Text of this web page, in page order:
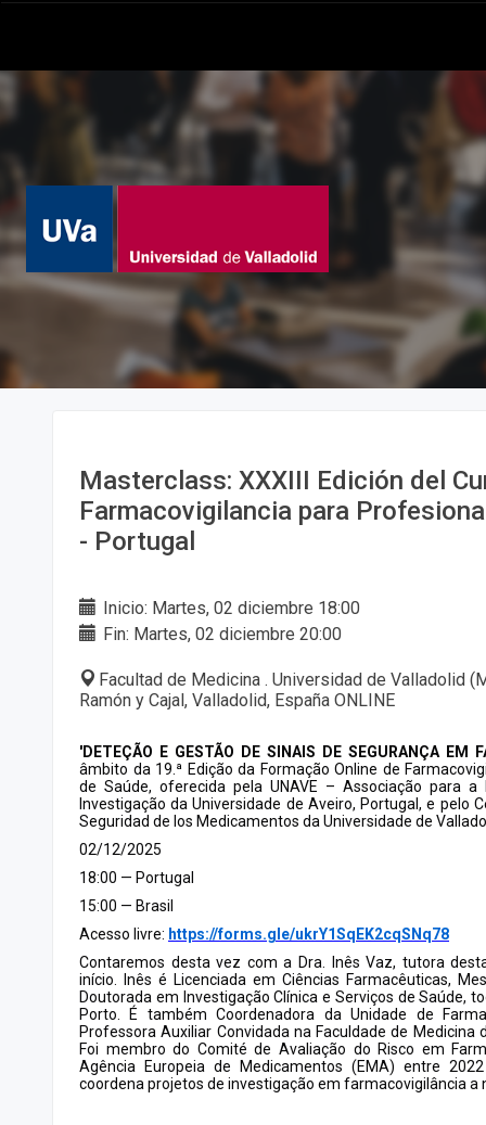
Masterclass: XXXIII Edición del
Farmacovigilancia para
- Portugal
Inicio: Martes, 02 diciembre 18:00
Fin: Martes, 02 diciembre 20:00
Facultad de Medicina . Universidad de Valladolid
Ramón y Cajal, Valladolid, España ONLINE
'DETEÇÃO E GESTÃO DE SINAIS DE SEGURANÇA EM
âmbito da 19.ª Edição da Formação Online de
de Saúde, oferecida pela UNAVE – Associação para a
Investigação da Universidade de Aveiro, Portugal, e pelo
Seguridad de los Medicamentos da Universidade de
02/12/2025
18:00 — Portugal
15:00 — Brasil
Acesso livre: https://forms.gle/ukrY1SqEK2cqSNq78
Contaremos desta vez com a Dra. Inês Vaz, tutora
início. Inês é Licenciada em Ciências Farmacêuticas,
Doutorada em Investigação Clínica e Serviços de Saúde,
Porto. É também Coordenadora da Unidade de
Professora Auxiliar Convidada na Faculdade de Medicina
Foi membro do Comité de Avaliação do Risco em
Agência Europeia de Medicamentos (EMA) entre
coordena projetos de investigação em farmacovigilância a